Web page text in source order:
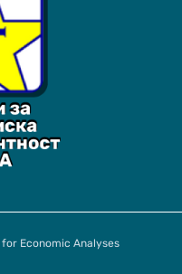
Economic Analyses